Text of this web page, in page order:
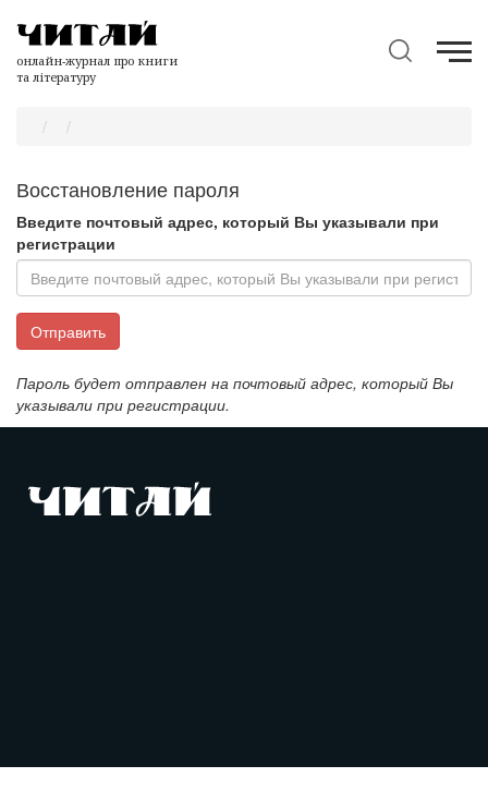
онлайн-журнал про книги
та літературу
Восстановление пароля
Введите почтовый адрес, который Вы указывали при
регистрации
Пароль будет отправлен на почтовый адрес, который Вы
указывали при регистрации.